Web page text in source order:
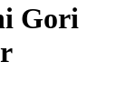
Gori